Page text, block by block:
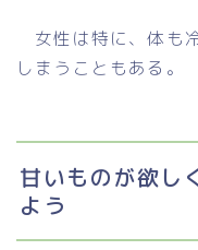
女性は特に、体も
しまうこともある。
甘いものが欲し
よう